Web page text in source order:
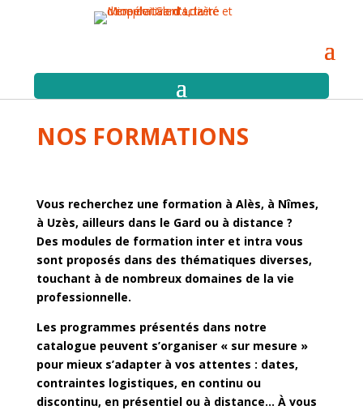
NOS FORMATIONS
Vous recherchez une formation à Alès, à Nîmes,
à Uzès, ailleurs dans le Gard ou à distance ?
Des modules de formation inter et intra vous
sont proposés dans des thématiques diverses,
touchant à de nombreux domaines de la vie
professionnelle.
Les programmes présentés dans notre
catalogue peuvent s’organiser « sur mesure »
pour mieux s’adapter à vos attentes : dates,
contraintes logistiques, en continu ou
discontinu, en présentiel ou à distance… À vous